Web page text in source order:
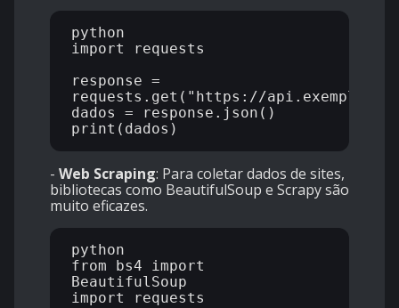
python
import requests
response =
requests.get("https://
dados = response.json()
- Web Scraping: Para coletar dados de sites,
bibliotecas como BeautifulSoup e Scrapy são
muito eficazes.
python
from bs4 import
BeautifulSoup
import requests